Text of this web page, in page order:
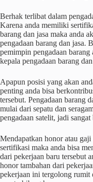
Berhak terlibat dalam
Karena anda memiliki
barang dan jasa maka anda
pengadaan barang dan jasa.
pemimpin pengadaan
kepala pengadaan barang
Apapun posisi yang akan
penting anda bisa
tersebut. Pengadaan barang
mulai dari sepatu dan
pengadaan satelit, jadi sangat
Mendapatkan honor atau
sertifikasi maka anda bisa
dari pekerjaan baru tersebut
honor tambahan dari
pekerjaan ini tergolong rumit